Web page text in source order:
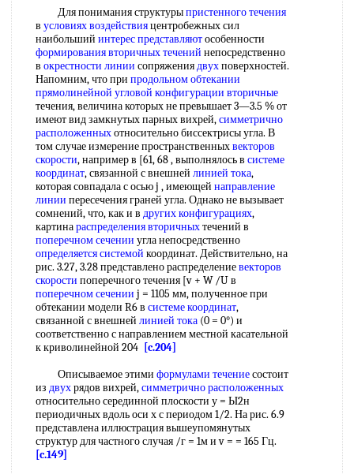
Для понимания структурыпристенного течения
в условиях воздействияцентробежных сил
наибольший интерес представляютособенности
формирования вторичных течений непосредственно
в окрестности линии сопряжениядвухповерхностей.
Напомним, что при продольном обтекании
прямолинейной угловой конфигурации вторичные
течения, величина которых не превышает 3—3.5 % от
имеют вид замкнутых парных вихрей,симметрично
расположенныхотносительно биссектрисы угла. В
том случае измерение пространственныхвекторов
скорости, например в [61, 68 , выполнялось в системе
координат, связанной с внешней линией тока,
которая совпадала с осью j , имеющей направление
линии пересечения граней угла. Однако не вызывает
сомнений, что, как и в других конфигурациях,
картинараспределения вторичныхтечений в
поперечном сечении угла непосредственно
определяется системой координат. Действительно, на
рис. 3.27, 3.28 представлено распределениевекторов
скорости поперечного течения [v + W /U в
поперечном сечении j = 1105 мм, полученное при
обтекании модели R6 в системе координат,
связанной с внешней линией тока (0 = 0°) и
соответственно с направлением местной касательной
к криволинейной 204 [c.204]
Описываемое этими формулами течениесостоит
из двухрядов вихрей,симметрично расположенных
относительно серединной плоскости у = Ы2н
периодичных вдоль оси х с периодом 1/2. На рис. 6.9
представлена иллюстрация вышеупомянутых
структур для частного случая /г = 1м и v = = 165 Гц.
[c.149]